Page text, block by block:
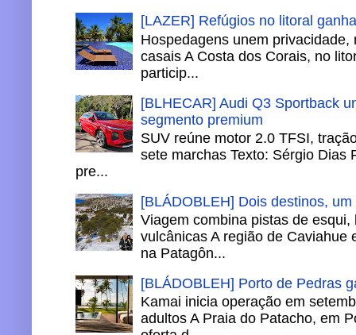
[LAZER] Refúgios no litoral
Hospedagens unem
casais A Costa dos Corais, no
particip...
[BLHECAR] Audi Q3 Sportback
segmento premium
SUV reúne motor 2.0 TFSI,
sete marchas Texto: Sérgio Dias
pre...
[BLÁDOBLEH] Dois destinos,
Viagem combina pistas de
vulcânicas A região de Caviahue
na Patagôn...
[BLÁDOBLEH] Porto de Pedras
Kamai inicia operação em
adultos A Praia do Patacho, em